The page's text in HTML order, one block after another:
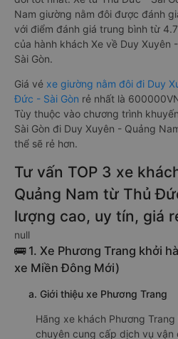
Nam giường nằm đôi được đánh
với điểm đánh giá trung bình từ
của hành khách Xe về Duy
Sài Gòn.
Giá vé xe giường nằm đôi đi Duy
Đức - Sài Gòn rẻ nhất là
Tùy thuộc vào chương trình
Sài Gòn đi Duy Xuyên - Quảng
thể sẽ rẻ hơn.
Tư vấn TOP 3 xe
Quảng Nam từ Thủ
lượng cao, uy tín, giá
null
🚌 1. Xe Phương Trang khởi
xe Miền Đông Mới)
a. Giới thiệu xe Phương Trang
Hãng xe khách Phương
chuyên cung cấp dịch vụ vận